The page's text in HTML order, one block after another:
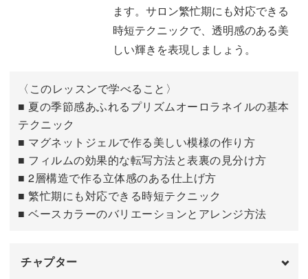
この2つの素材を重ね合わせることで、光の屈折を最大限
に生かした立体的なデザインに仕上がりますよ。
マグネットは、色を沈めてクリア風に見せる作り方がポイ
ント。
透明だけど動かすとマグネット感のある土台作りを学びま
す。
プリズムフィルムは、奥行き感のある二層構造の作り方を
ます。サロン繁忙期にも対応できる
時短テクニックで、透明感のある美
しい輝きを表現しましょう。
〈このレッスンで学べること〉
■ 夏の季節感あふれるプリズムオーロラネイルの基本
テクニック
■ マグネットジェルで作る美しい模様の作り方
■ フィルムの効果的な転写方法と表裏の見分け方
■ 2層構造で作る立体感のある仕上げ方
■ 繁忙期にも対応できる時短テクニック
■ ベースカラーのバリエーションとアレンジ方法
チャプター